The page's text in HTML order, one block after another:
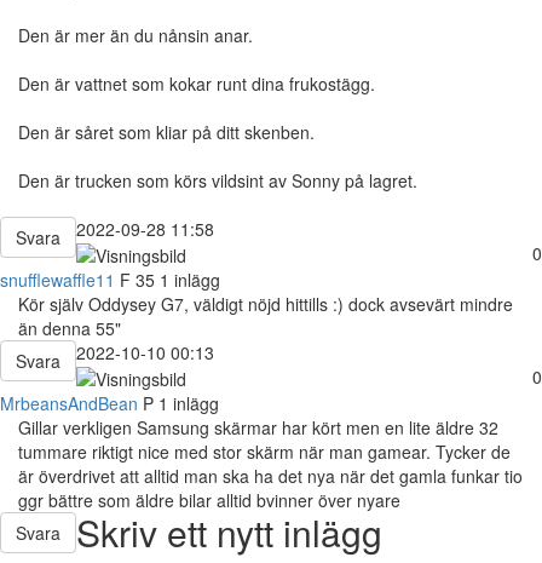
Den är mer än du nånsin anar.
Den är vattnet som kokar runt dina frukostägg.
Den är såret som kliar på ditt skenben.
Den är trucken som körs vildsint av Sonny på lagret.
Svara
2022-09-28 11:58
0
snufflewaffle11 F 35 1 inlägg
Kör själv Oddysey G7, väldigt nöjd hittills :) dock avsevärt mindre
än denna 55"
Svara
2022-10-10 00:13
0
MrbeansAndBean P 1 inlägg
Gillar verkligen Samsung skärmar har kört men en lite äldre 32
tummare riktigt nice med stor skärm när man gamear. Tycker de
är överdrivet att alltid man ska ha det nya när det gamla funkar tio
ggr bättre som äldre bilar alltid bvinner över nyare
Svara
Skriv ett nytt inlägg